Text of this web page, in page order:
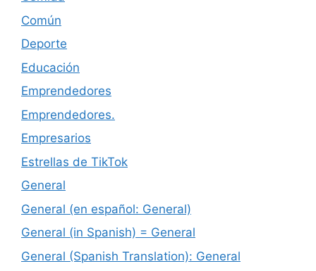
Común
Deporte
Educación
Emprendedores
Emprendedores.
Empresarios
Estrellas de TikTok
General
General (en español: General)
General (in Spanish) = General
General (Spanish Translation): General